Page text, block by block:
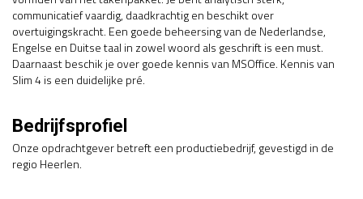
communicatief vaardig, daadkrachtig en beschikt over
overtuigingskracht. Een goede beheersing van de Nederlandse,
Engelse en Duitse taal in zowel woord als geschrift is een must.
Daarnaast beschik je over goede kennis van MSOffice. Kennis van
Slim 4 is een duidelijke pré.
Bedrijfsprofiel
Onze opdrachtgever betreft een productiebedrijf, gevestigd in de
regio Heerlen.